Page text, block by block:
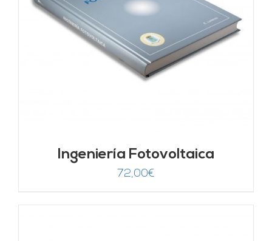
Ingeniería Fotovoltaica
72,00€